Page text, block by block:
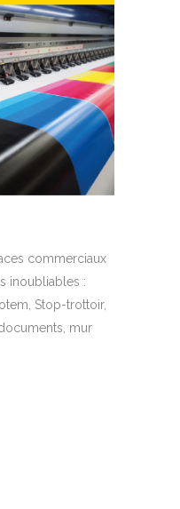
commerciaux
inoubliables :
Stop-trottoir,
mur